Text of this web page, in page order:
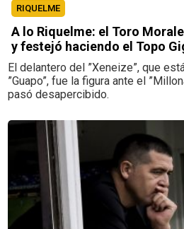
RIQUELME
A lo Riquelme: el Toro
y festejó haciendo el Topo
El delantero del ”Xeneize”, que
”Guapo”, fue la figura ante el
pasó desapercibido.